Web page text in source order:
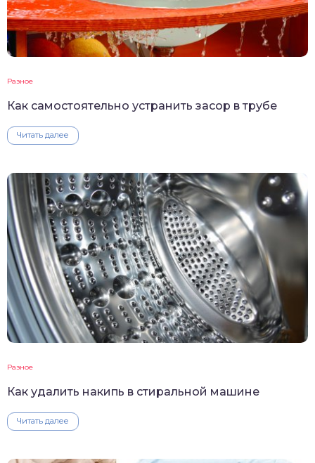
Разное
Как самостоятельно устранить засор в трубе
Читать далее
Разное
Как удалить накипь в стиральной машине
Читать далее